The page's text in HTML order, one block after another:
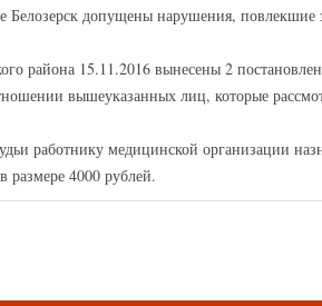
Белозерск допущены нарушения,
района 15.11.2016 вынесены 2
вышеуказанных лиц, которые
работнику медицинской организации
размере 4000 рублей.